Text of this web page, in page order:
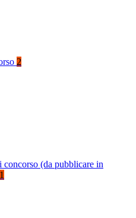
2
concorso (da pubblicare in
1